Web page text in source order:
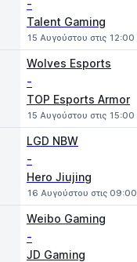
-
Talent Gaming
15 Αυγούστου στις 12:00
Wolves Esports
-
TOP Esports Armor
15 Αυγούστου στις 15:00
LGD NBW
-
Hero Jiujing
16 Αυγούστου στις 09:00
Weibo Gaming
-
JD Gaming